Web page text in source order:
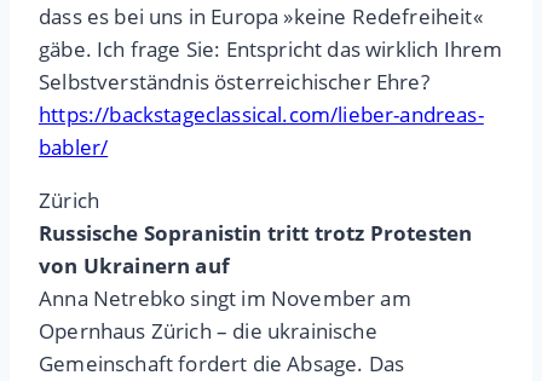
dass es bei uns in Europa »keine Redefreiheit«
gäbe. Ich frage Sie: Entspricht das wirklich Ihrem
Selbstverständnis österreichischer Ehre?
https://backstageclassical.com/lieber-andreas-
babler/
Zürich
Russische Sopranistin tritt trotz Protesten
von Ukrainern auf
Anna Netrebko singt im November am
Opernhaus Zürich – die ukrainische
Gemeinschaft fordert die Absage. Das